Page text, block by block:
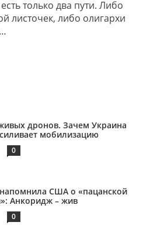
только два пути. Либо
листочек, либо олигархи
дронов. Зачем Украина
мобилизацию
0
США о «пацанской
Анкоридж – жив
0